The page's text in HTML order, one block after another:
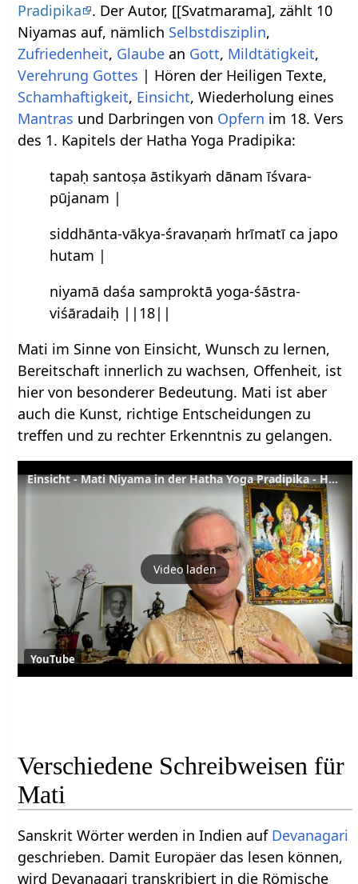
Pradipika
. Der Autor, [[Svatmarama], zählt 10
Niyamas auf, nämlich Selbstdisziplin,
Zufriedenheit, Glaube an Gott, Mildtätigkeit,
Verehrung Gottes | Hören der Heiligen Texte,
Schamhaftigkeit, Einsicht, Wiederholung eines
Mantras und Darbringen von Opfern im 18. Vers
des 1. Kapitels der Hatha Yoga Pradipika:
tapaḥ santoṣa āstikyaṁ dānam īśvara-
pūjanam |
siddhānta-vākya-śravaṇaṁ hrīmatī ca japo
hutam |
niyamā daśa samproktā yoga-śāstra-
viśāradaiḥ ||18||
Mati im Sinne von Einsicht, Wunsch zu lernen,
Bereitschaft innerlich zu wachsen, Offenheit, ist
hier von besonderer Bedeutung. Mati ist aber
auch die Kunst, richtige Entscheidungen zu
treffen und zu rechter Erkenntnis zu gelangen.
Einsicht - Mati Niyama in der Hatha Yoga Pradipika - HYP 1.18
Video laden
YouTube
Verschiedene Schreibweisen für
Mati
Sanskrit Wörter werden in Indien auf Devanagari
geschrieben. Damit Europäer das lesen können,
wird Devanagari transkribiert in die Römische